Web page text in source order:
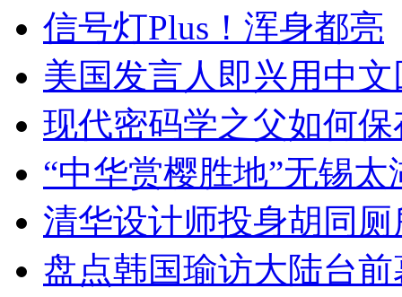
信号灯Plus！浑身都亮
美国发言人即兴用中
现代密码学之父如何
“中华赏樱胜地”无锡
清华设计师投身胡同
盘点韩国瑜访大陆台